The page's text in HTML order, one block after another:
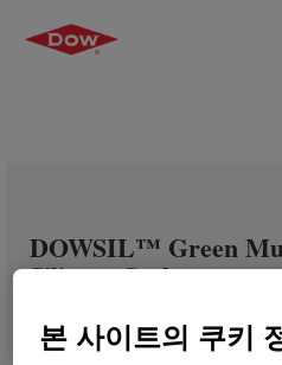
DOWSIL™ Green
Silicone Sealant
본 사이트의 쿠키